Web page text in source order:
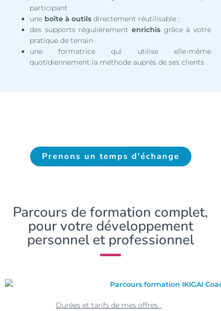
participant
une boîte à outils directement réutilisable ;
des supports régulièrement enrichis grâce à votre
pratique de terrain
une formatrice qui utilise elle-même
quotidiennement la méthode auprès de ses clients
Prenons un temps d'échange
Parcours de formation complet,
pour votre développement
personnel et professionnel
Durées et tarifs de mes offres :